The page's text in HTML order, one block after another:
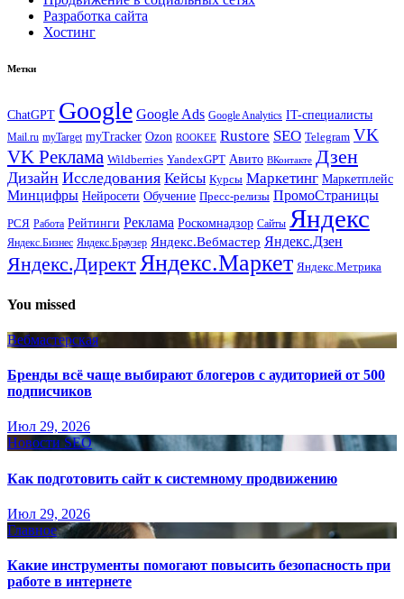
Разработка сайта
Хостинг
Метки
ChatGPT Google Google Ads Google Analytics IT-специалисты
Mail.ru myTarget myTracker Ozon ROOKEE Rustore SEO Telegram VK
VK Реклама Wildberries YandexGPT Авито ВКонтакте Дзен
Дизайн Исследования Кейсы Курсы Маркетинг Маркетплейс
Минцифры Нейросети Обучение Пресс-релизы ПромоСтраницы
РСЯ Работа Рейтинги Реклама Роскомнадзор Сайты Яндекс
Яндекс.Бизнес Яндекс.Браузер Яндекс.Вебмастер Яндекс.Дзен
Яндекс.ДиректЯндекс.Маркет Яндекс.Метрика
You missed
Вебмастерская
Бренды всё чаще выбирают блогеров с аудиторией от 500
подписчиков
Июл 29, 2026
Новости SEO
Как подготовить сайт к системному продвижению
Июл 29, 2026
Главное
Какие инструменты помогают повысить безопасность при
работе в интернете